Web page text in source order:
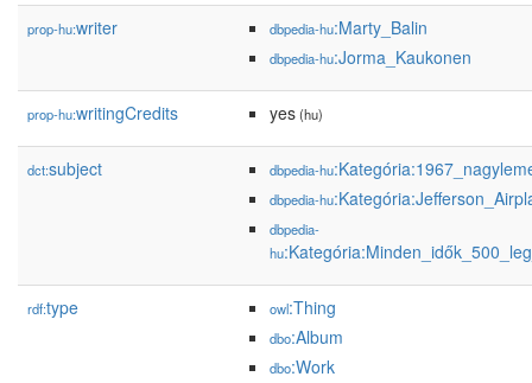
prop-hu:writer dbpedia-hu:Marty_Balin
dbpedia-hu:Jorma_Kaukonen
prop-hu:writingCredits yes(hu)
dct:subject dbpedia-hu
dbpedia-hu
dbpedia-
hu
rdf:type owl:Thing
dbo:Album
dbo:Work